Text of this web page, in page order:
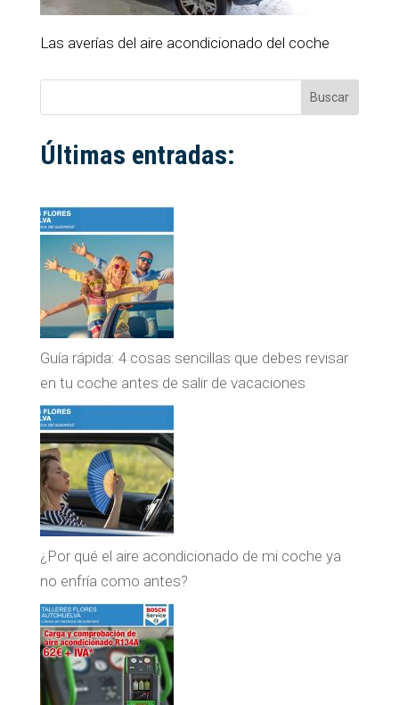
Las averías del aire acondicionado del coche
Buscar
Últimas entradas:
Guía rápida: 4 cosas sencillas que debes revisar
en tu coche antes de salir de vacaciones
¿Por qué el aire acondicionado de mi coche ya
no enfría como antes?